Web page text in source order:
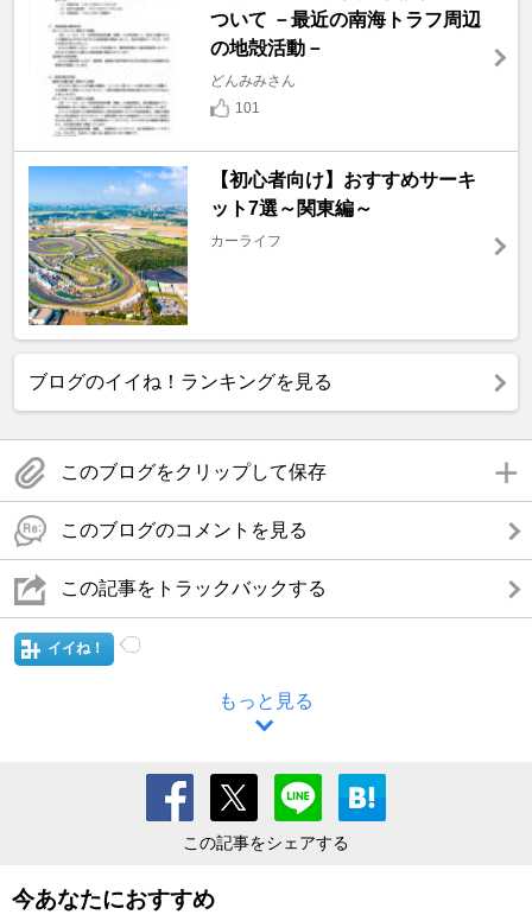
ついて －最近の南海トラフ周辺
の地殻活動－
どんみみさん
101
【初心者向け】おすすめサーキ
ット7選～関東編～
カーライフ
ブログのイイね！ランキングを見る
このブログをクリップして保存
このブログのコメントを見る
この記事をトラックバックする
イイね！
もっと見る
この記事をシェアする
今あなたにおすすめ